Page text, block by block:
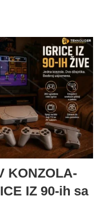
KONZOLA-
IZ 90-ih sa